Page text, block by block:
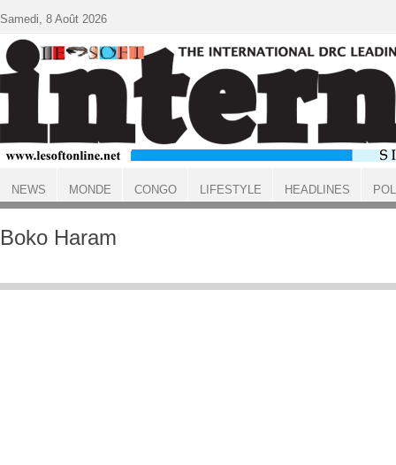
ACCUEIL
Boko Haram
Samedi, 8 Août 2026
NEWS MONDE CONGO LIFESTYLE HEADLINES